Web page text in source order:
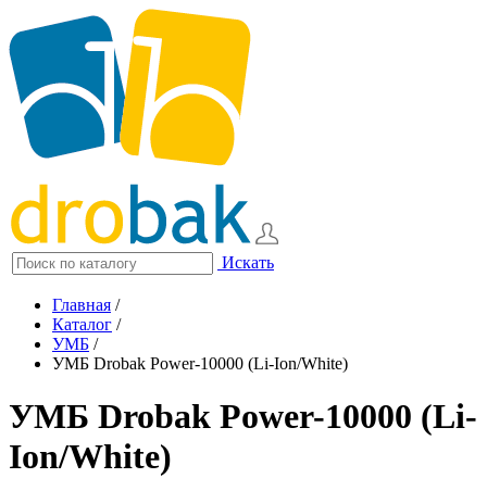
Искать
Главная /
Каталог /
УМБ /
УМБ Drobak Power-10000 (Li-Ion/White)
УМБ Drobak Power-10000 (Li-
Ion/White)